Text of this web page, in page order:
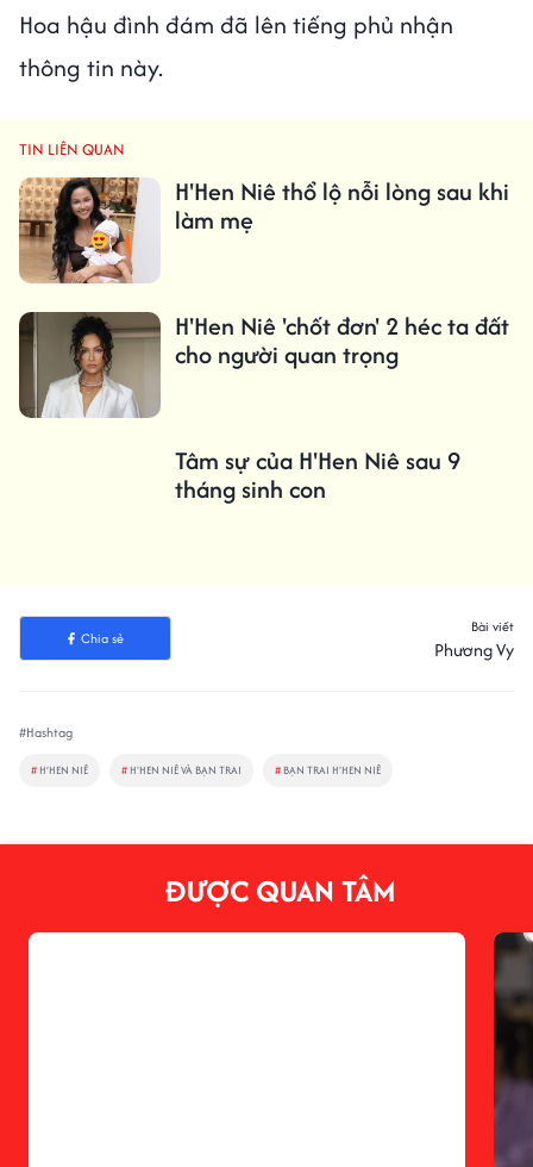
Hoa hậu đình đám đã lên tiếng phủ nhận
thông tin này.
TIN LIÊN QUAN
H'Hen Niê thổ lộ nỗi lòng sau khi
làm mẹ
H'Hen Niê 'chốt đơn' 2 héc ta đất
cho người quan trọng
Tâm sự của H'Hen Niê sau 9
tháng sinh con
Chia sẻ
Bài viết
Phương Vy
#Hashtag
# H’HEN NIÊ # H'HEN NIÊ VÀ BẠN TRAI # BẠN TRAI H'HEN NIÊ
ĐƯỢC QUAN TÂM